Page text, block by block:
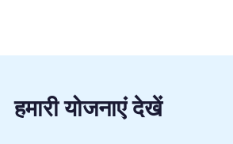
हमारी योजनाएं देखें